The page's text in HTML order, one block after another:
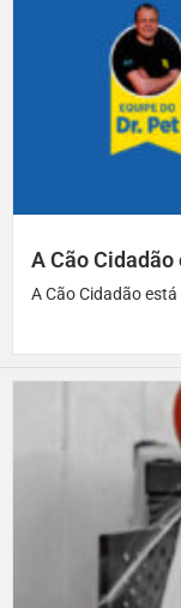
A Cão Cidadão
A Cão Cidadão está